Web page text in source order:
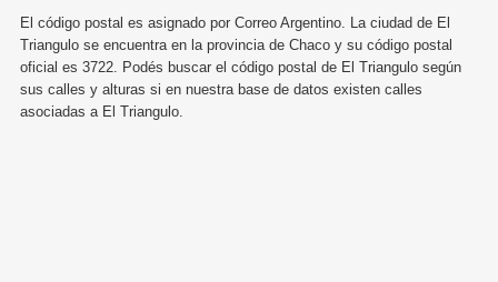
El código postal es asignado por Correo Argentino. La ciudad de El
Triangulo se encuentra en la provincia de Chaco y su código postal
oficial es 3722. Podés buscar el código postal de El Triangulo según
sus calles y alturas si en nuestra base de datos existen calles
asociadas a El Triangulo.